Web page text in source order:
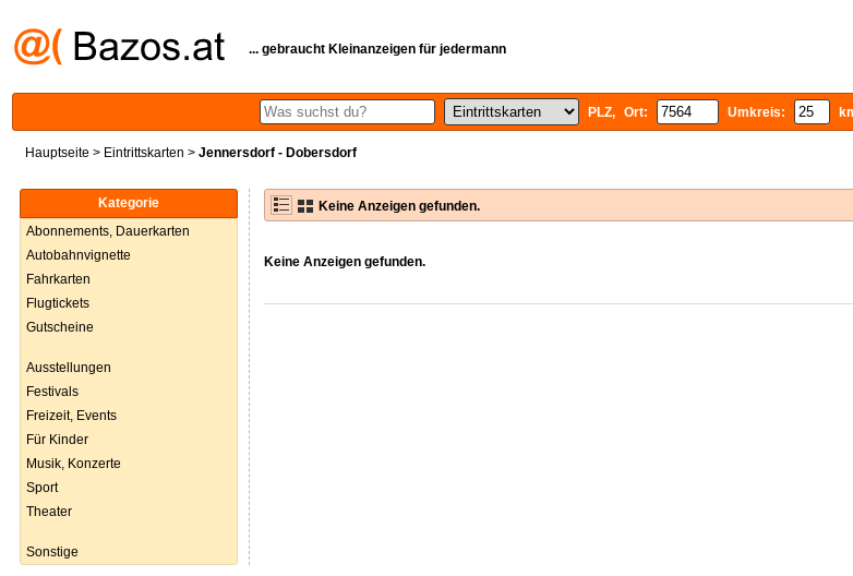
... gebraucht Kleinanzeigen für jedermann
PLZ, Ort: Umkreis:
Hauptseite > Eintrittskarten > Jennersdorf - Dobersdorf
Kategorie
Abonnements, Dauerkarten
Autobahnvignette
Fahrkarten
Flugtickets
Gutscheine
Ausstellungen
Festivals
Freizeit, Events
Für Kinder
Musik, Konzerte
Sport
Theater
Sonstige
Keine Anzeigen gefunden.
Keine Anzeigen gefunden.